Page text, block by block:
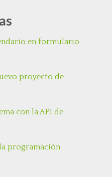
en formulario
proyecto de
con la API de
programación